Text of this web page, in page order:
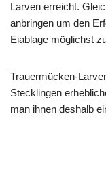
Larven erreicht.
anbringen um den
Eiablage möglichst
Trauermücken-
Stecklingen
man ihnen deshalb